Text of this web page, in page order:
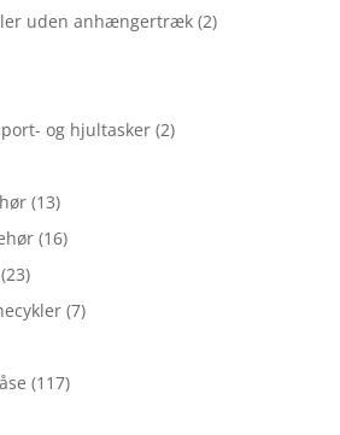
uden anhængertræk (2)
og hjultasker (2)
(13)
(16)
(23)
(7)
(117)